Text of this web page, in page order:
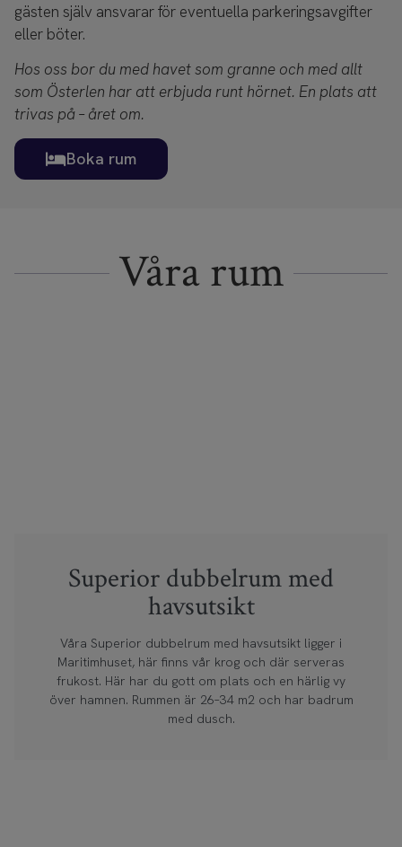
gästen själv ansvarar för eventuella parkeringsavgifter
eller böter.
Hos oss bor du med havet som granne och med allt
som Österlen har att erbjuda runt hörnet. En plats att
trivas på – året om.
Boka rum
Våra rum
Superior dubbelrum med
havsutsikt
Våra Superior dubbelrum med havsutsikt ligger i
Maritimhuset, här finns vår krog och där serveras
frukost. Här har du gott om plats och en härlig vy
över hamnen. Rummen är 26–34 m2 och har badrum
med dusch.